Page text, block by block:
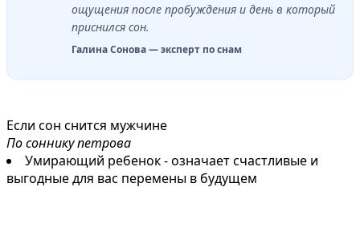
ощущения после пробуждения и день в который
приснился сон.
Галина Сонова — эксперт по снам
Если сон снится мужчине
По соннику петрова
Умирающий ребенок - означает счастливые и
выгодные для вас перемены в будущем